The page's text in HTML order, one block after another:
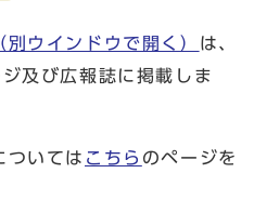
別ウインドウで開く） は、
及び広報誌に掲載しま
いては こちら のページを